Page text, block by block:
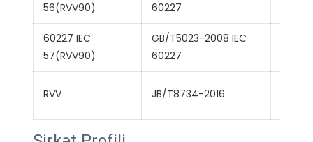
56(RVV90)
60227
60227 IEC
57(RVV90)
GB/T5023-2008 IEC
60227
RVV JB/T8734-2016